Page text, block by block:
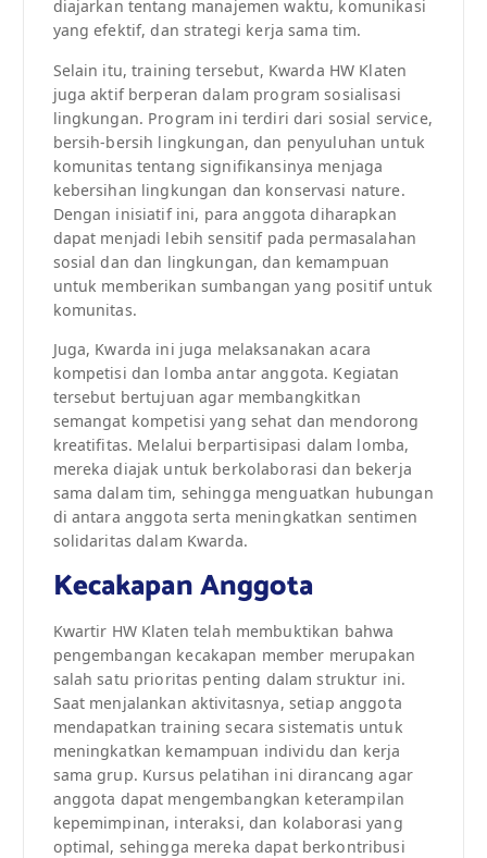
diajarkan tentang manajemen waktu, komunikasi
yang efektif, dan strategi kerja sama tim.
Selain itu, training tersebut, Kwarda HW Klaten
juga aktif berperan dalam program sosialisasi
lingkungan. Program ini terdiri dari sosial service,
bersih-bersih lingkungan, dan penyuluhan untuk
komunitas tentang signifikansinya menjaga
kebersihan lingkungan dan konservasi nature.
Dengan inisiatif ini, para anggota diharapkan
dapat menjadi lebih sensitif pada permasalahan
sosial dan dan lingkungan, dan kemampuan
untuk memberikan sumbangan yang positif untuk
komunitas.
Juga, Kwarda ini juga melaksanakan acara
kompetisi dan lomba antar anggota. Kegiatan
tersebut bertujuan agar membangkitkan
semangat kompetisi yang sehat dan mendorong
kreatifitas. Melalui berpartisipasi dalam lomba,
mereka diajak untuk berkolaborasi dan bekerja
sama dalam tim, sehingga menguatkan hubungan
di antara anggota serta meningkatkan sentimen
solidaritas dalam Kwarda.
Kecakapan Anggota
Kwartir HW Klaten telah membuktikan bahwa
pengembangan kecakapan member merupakan
salah satu prioritas penting dalam struktur ini.
Saat menjalankan aktivitasnya, setiap anggota
mendapatkan training secara sistematis untuk
meningkatkan kemampuan individu dan kerja
sama grup. Kursus pelatihan ini dirancang agar
anggota dapat mengembangkan keterampilan
kepemimpinan, interaksi, dan kolaborasi yang
optimal, sehingga mereka dapat berkontribusi